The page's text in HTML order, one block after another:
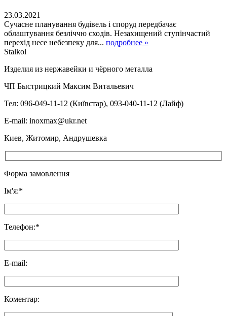
23.03.2021
Сучасне планування будівель і споруд передбачає
облаштування безліччю сходів. Незахищений ступінчастий
перехід несе небезпеку для... подробнее »
Stalkol
Изделия из нержавейки и чёрного металла
ЧП Быстрицкий Максим Витальевич
Тел: 096-049-11-12 (Київстар), 093-040-11-12 (Лайф)
E-mail: inoxmax@ukr.net
Киев, Житомир, Андрушевка
Форма замовлення
Ім'я:*
Телефон:*
E-mail:
Коментар: